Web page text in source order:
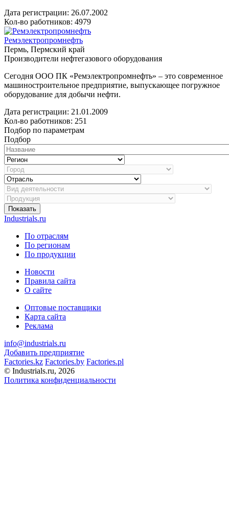
Дата регистрации: 26.07.2002
Кол-во работников: 4979
Ремэлектропромнефть
Пермь, Пермский край
Производители нефтегазового оборудования
Сегодня ООО ПК «Ремэлектропромнефть» – это современное
машиностроительное предприятие, выпускающее погружное
оборудование для добычи нефти.
Дата регистрации: 21.01.2009
Кол-во работников: 251
Подбор по параметрам
Подбор
Показать
Industrials.ru
По отраслям
По регионам
По продукции
Новости
Правила сайта
О сайте
Оптовые поставщики
Карта сайта
Реклама
info@industrials.ru
Добавить предприятие
Factories.kz Factories.by Factories.pl
© Industrials.ru, 2026
Политика конфиденциальности